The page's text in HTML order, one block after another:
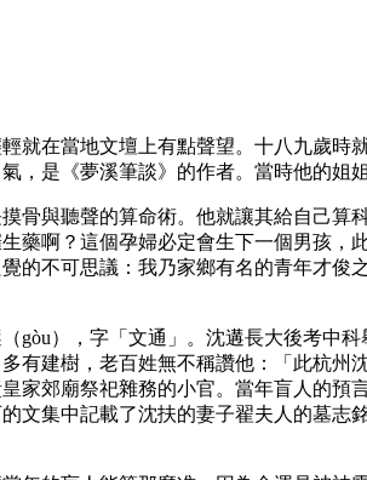
就在當地文壇上有點聲望。十八九歲
，是《夢溪筆談》的作者。當時他的
骨與聽聲的算命術。他就讓其給自己
藥啊？這個孕婦必定會生下一個男孩
的不可思議：我乃家鄉有名的青年才
gòu），字「文通」。沈遘長大後考中
有建樹，老百姓無不稱讚他：「此杭
家郊廟祭祀雜務的小官。當年盲人的
文集中記載了沈扶的妻子翟夫人的墓